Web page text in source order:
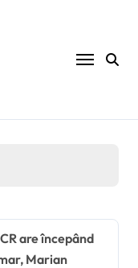
are începând
Marian